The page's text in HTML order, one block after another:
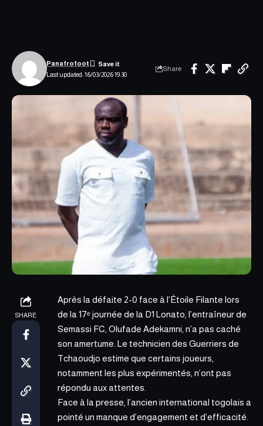
Last updated: 16/03/2026 19:30
Panafrofoot
Share
SHARE
Après la défaite 2-0 face à l’Étoile Filante lors
de la 17ᵉjournée de la D1 Lonato , l’entraîneur de
Semassi FC, Olufade Adekamni, n’a pas caché
son amertume. Le technicien des Guerriers de
Tchaoudjo estime que certains joueurs,
notamment les plus expérimentés, n’ont pas
répondu aux attentes.
Face à la presse, l’ancien international togolais a
pointé un manque d’engagement et d’efficacité.